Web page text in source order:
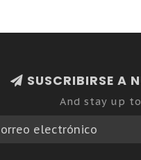
SUSCRIBIRSE A
And stay up